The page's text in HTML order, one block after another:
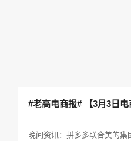
#老高电商报# 【3月3日电
晚间资讯：拼多多联合美的集